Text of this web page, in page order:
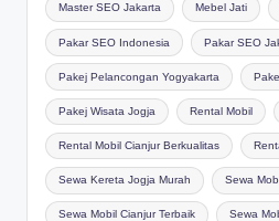
Master SEO Jakarta Mebel Jati
Pakar SEO Indonesia Pakar SEO
Pakej Pelancongan Yogyakarta
Pakej Wisata Jogja Rental Mobil
Rental Mobil Cianjur Berkualitas
Sewa Kereta Jogja Murah Sewa
Sewa Mobil Cianjur Terbaik Sewa